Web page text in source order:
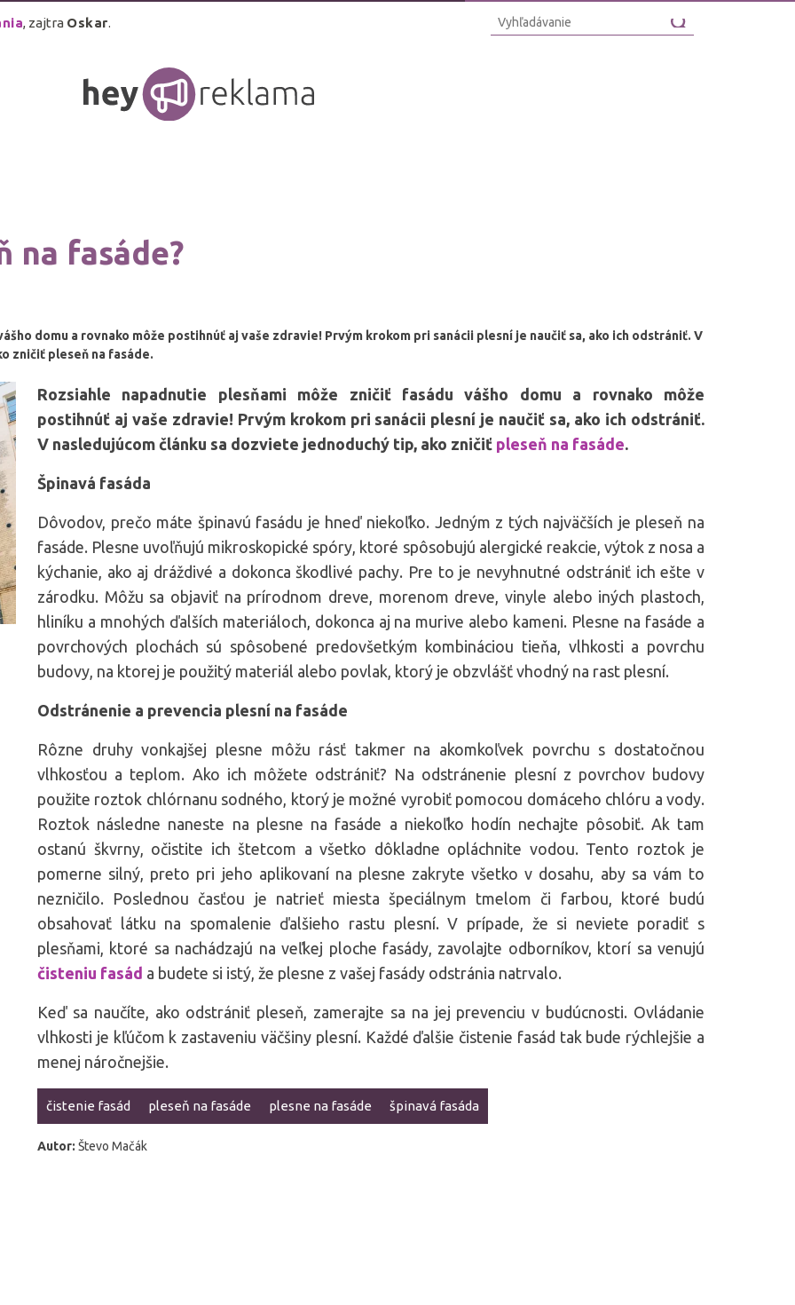
, zajtra Oskar.
na fasáde?
domu a rovnako môže postihnúť aj vaše zdravie! Prvým krokom pri sanácii plesní je naučiť sa, ako ich odstrániť. V
zničiť pleseň na fasáde.
Rozsiahle napadnutie plesňami môže zničiť fasádu vášho domu a rovnako môže
postihnúť aj vaše zdravie! Prvým krokom pri sanácii plesní je naučiť sa, ako ich odstrániť.
V nasledujúcom článku sa dozviete jednoduchý tip, ako zničiť pleseň na fasáde.
Špinavá fasáda
Dôvodov, prečo máte špinavú fasádu je hneď niekoľko. Jedným z tých najväčších je pleseň na
fasáde. Plesne uvoľňujú mikroskopické spóry, ktoré spôsobujú alergické reakcie, výtok z nosa a
kýchanie, ako aj dráždivé a dokonca škodlivé pachy. Pre to je nevyhnutné odstrániť ich ešte v
zárodku. Môžu sa objaviť na prírodnom dreve, morenom dreve, vinyle alebo iných plastoch,
hliníku a mnohých ďalších materiáloch, dokonca aj na murive alebo kameni. Plesne na fasáde a
povrchových plochách sú spôsobené predovšetkým kombináciou tieňa, vlhkosti a povrchu
budovy, na ktorej je použitý materiál alebo povlak, ktorý je obzvlášť vhodný na rast plesní.
Odstránenie a prevencia plesní na fasáde
Rôzne druhy vonkajšej plesne môžu rásť takmer na akomkoľvek povrchu s dostatočnou
vlhkosťou a teplom. Ako ich môžete odstrániť? Na odstránenie plesní z povrchov budovy
použite roztok chlórnanu sodného, ktorý je možné vyrobiť pomocou domáceho chlóru a vody.
Roztok následne naneste na plesne na fasáde a niekoľko hodín nechajte pôsobiť. Ak tam
ostanú škvrny, očistite ich štetcom a všetko dôkladne opláchnite vodou. Tento roztok je
pomerne silný, preto pri jeho aplikovaní na plesne zakryte všetko v dosahu, aby sa vám to
nezničilo. Poslednou časťou je natrieť miesta špeciálnym tmelom či farbou, ktoré budú
obsahovať látku na spomalenie ďalšieho rastu plesní. V prípade, že si neviete poradiť s
plesňami, ktoré sa nachádzajú na veľkej ploche fasády, zavolajte odborníkov, ktorí sa venujú
čisteniu fasád a budete si istý, že plesne z vašej fasády odstránia natrvalo.
Keď sa naučíte, ako odstrániť pleseň, zamerajte sa na jej prevenciu v budúcnosti. Ovládanie
vlhkosti je kľúčom k zastaveniu väčšiny plesní. Každé ďalšie čistenie fasád tak bude rýchlejšie a
menej náročnejšie.
čistenie fasád pleseň na fasáde plesne na fasáde špinavá fasáda
Autor: Števo Mačák